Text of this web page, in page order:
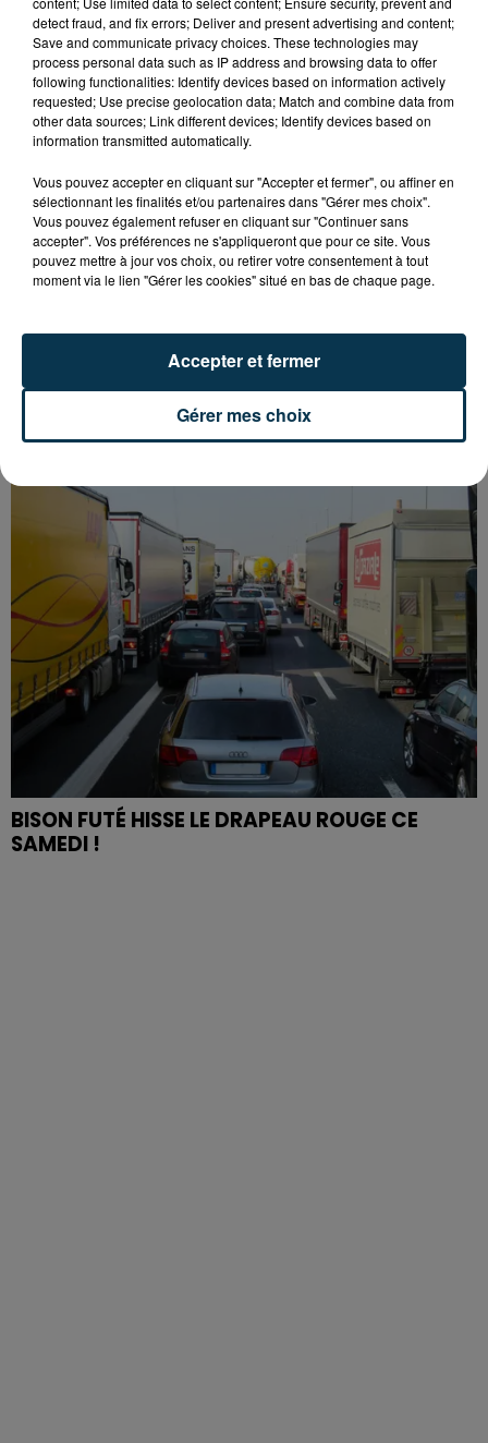
L’ASSE RÉDUIT FACE À SOCHAUX, UNE
PREMIÈRE VICTOIRE POUR NOS VERTS ?
BISON FUTÉ HISSE LE DRAPEAU ROUGE CE
SAMEDI !
detect fraud, and fix errors; Deliver and present advertising and content;
Save and communicate privacy choices. These technologies may
process personal data such as IP address and browsing data to offer
following functionalities: Identify devices based on information actively
requested; Use precise geolocation data; Match and combine data from
other data sources; Link different devices; Identify devices based on
information transmitted automatically.
Vous pouvez accepter en cliquant sur "Accepter et fermer", ou affiner en
sélectionnant les finalités et/ou partenaires dans "Gérer mes choix".
Vous pouvez également refuser en cliquant sur "Continuer sans
accepter". Vos préférences ne s'appliqueront que pour ce site. Vous
pouvez mettre à jour vos choix, ou retirer votre consentement à tout
moment via le lien "Gérer les cookies" situé en bas de chaque page.
Gérer mes choix
Accepter et fermer